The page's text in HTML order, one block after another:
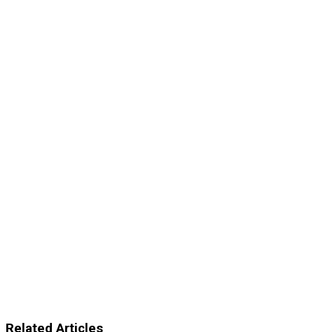
Related Articles